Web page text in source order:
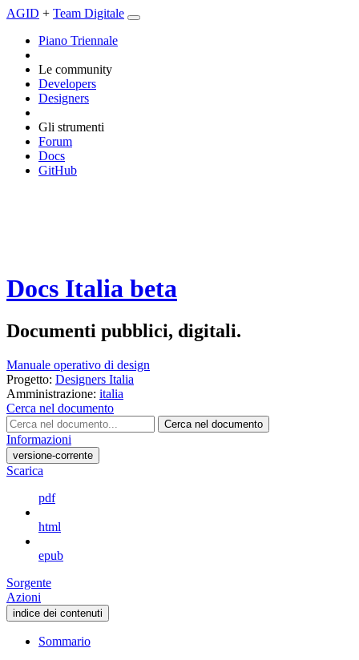
AGID + Team Digitale
Piano Triennale
Le community
Developers
Designers
Gli strumenti
Forum
Docs
GitHub
Docs Italia beta
Documenti pubblici, digitali.
Manuale operativo di design
Progetto: Designers Italia
Amministrazione: italia
Cerca nel documento
Cerca nel documento
Informazioni
versione-corrente
Scarica
pdf
html
epub
Sorgente
Azioni
indice dei contenuti
Sommario